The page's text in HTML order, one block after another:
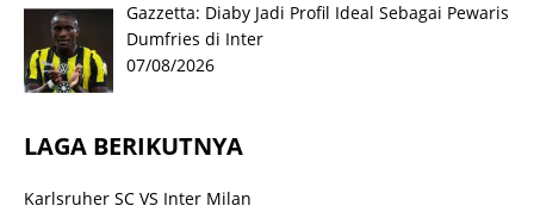
Gazzetta: Diaby Jadi Profil Ideal Sebagai Pewaris
Dumfries di Inter
07/08/2026
LAGA BERIKUTNYA
Karlsruher SC VS Inter Milan